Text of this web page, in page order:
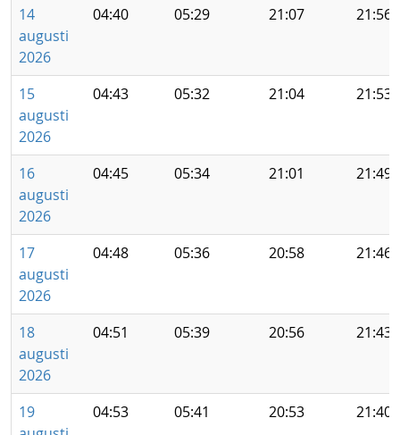
14
augusti
2026
04:40 05:29 21:07 21:56
15
augusti
2026
04:43 05:32 21:04 21:53
16
augusti
2026
04:45 05:34 21:01 21:49
17
augusti
2026
04:48 05:36 20:58 21:46
18
augusti
2026
04:51 05:39 20:56 21:43
19
04:53 05:41 20:53 21:40